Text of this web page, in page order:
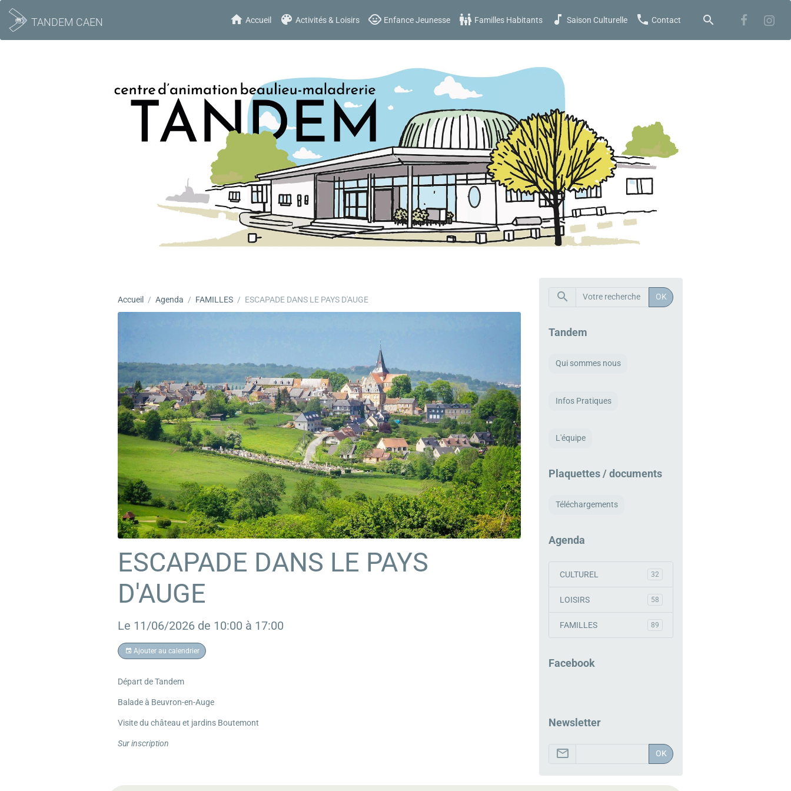
TANDEM CAEN Accueil Activités & Loisirs Enfance Jeunesse Familles Habitants Saison Culturelle Contact
Accueil Agenda FAMILLES ESCAPADE DANS LE PAYS D'AUGE
ESCAPADE DANS LE PAYS
D'AUGE
Le 11/06/2026 de 10:00 à 17:00
Ajouter au calendrier
Départ de Tandem
Balade à Beuvron-en-Auge
Visite du château et jardins Boutemont
Sur inscription
OK
Tandem
Qui sommes nous
Infos Pratiques
L'équipe
Plaquettes / documents
Téléchargements
Agenda
CULTUREL 32
LOISIRS 58
FAMILLES 89
Facebook
Newsletter
OK